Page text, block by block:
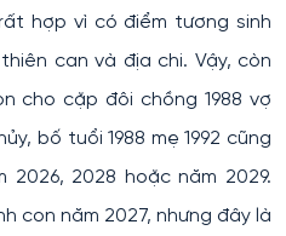
hợp vì có điểm tương sinh
can và địa chi. Vậy, còn
cho cặp đôi chồng 1988 vợ
bố tuổi 1988 mẹ 1992 cũng
2026, 2028 hoặc năm 2029.
con năm 2027, nhưng đây là